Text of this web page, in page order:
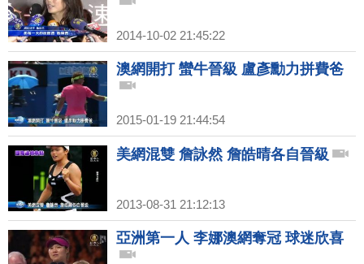
2014-10-02 21:45:22
澳網開打 蠻牛晉級 盧彥勳力拼費爸
2015-01-19 21:44:54
美網混雙 詹詠然 詹皓晴各自晉級
2013-08-31 21:12:13
亞洲第一人 李娜澳網奪冠 球迷欣喜